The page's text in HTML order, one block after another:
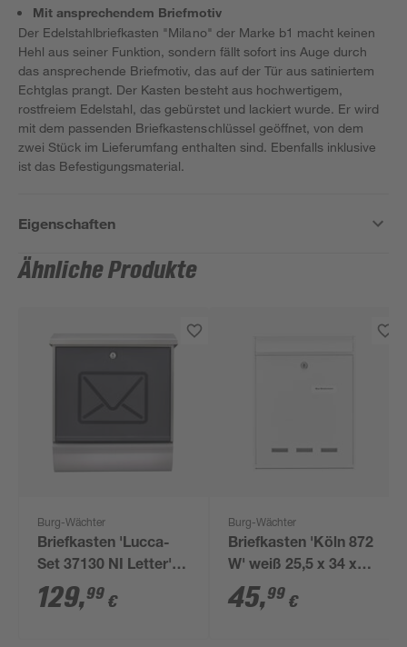
Mit ansprechendem Briefmotiv
Der Edelstahlbriefkasten "Milano" der Marke b1 macht keinen
Hehl aus seiner Funktion, sondern fällt sofort ins Auge durch
das ansprechende Briefmotiv, das auf der Tür aus satiniertem
Echtglas prangt. Der Kasten besteht aus hochwertigem,
rostfreiem Edelstahl, das gebürstet und lackiert wurde. Er wird
mit dem passenden Briefkastenschlüssel geöffnet, von dem
zwei Stück im Lieferumfang enthalten sind. Ebenfalls inklusive
ist das Befestigungsmaterial.
Eigenschaften
Ähnliche Produkte
Burg-Wächter
Briefkasten 'Lucca-
Set 37130 NI Letter'
edelstahlfarben/transluzent
anthrazit 38 x 44 x
129,99 €
Burg-Wächter
Briefkasten 'Köln 872
W' weiß 25,5 x 34 x
8,5 cm
45,99 €